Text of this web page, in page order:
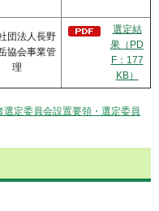
団法人長野
協会事業管
理
選定結
果（PD
F：177
KB）
定委員会設置要領・選定委員